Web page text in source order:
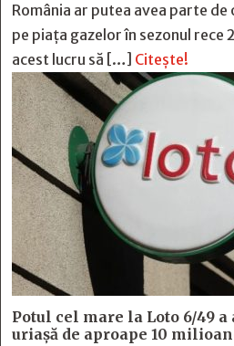
România ar putea avea parte de
pe piața gazelor în sezonul
acest lucru să […] Citește!
Potul cel mare la Loto 6/49 a
uriașă de aproape 10